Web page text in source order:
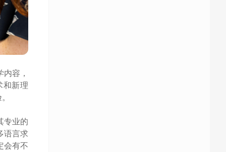
容，
和新理
专业的
语言求
会有不